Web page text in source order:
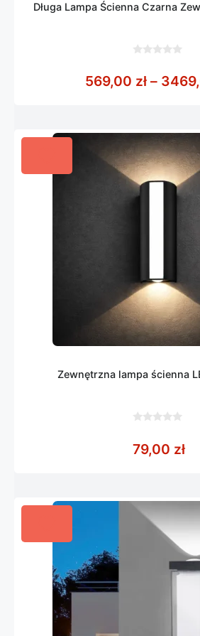
Długa Lampa Ścienna Czarna
5
569,00 zł –
Zewnętrzna lampa ścienna
5
79,00 zł